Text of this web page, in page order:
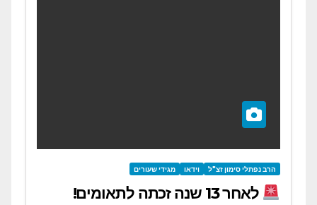
הרב נפתלי סימון זצ"ל וידאו מגידי שעורים
לאחר 13 שנה זכתה לתאומים!